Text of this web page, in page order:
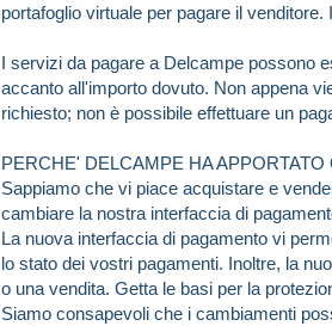
portafoglio virtuale per pagare il
I servizi da pagare a Delcampe possono
accanto all'importo dovuto. Non appena
richiesto; non è possibile effettuare un
PERCHE' DELCAMPE HA
Sappiamo che vi piace acquistare e
cambiare la nostra interfaccia di
La nuova interfaccia di pagamento vi
lo stato dei vostri pagamenti. Inoltre, la
o una vendita. Getta le basi per la
Siamo consapevoli che i cambiamenti